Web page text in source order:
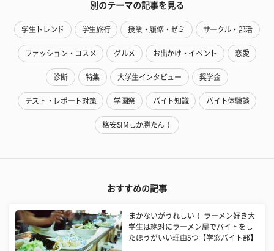
別のテーマの記事を見る
学生トレンド 学生旅行 授業・履修・ゼミ サークル・部活
ファッション・コスメ グルメ お出かけ・イベント 恋愛
診断 特集 大学生インタビュー 奨学金
テスト・レポート対策 学園祭 バイト知識 バイト体験談
格安SIMしか勝たん！
おすすめの記事
まかないがうれしい！ ラーメン好き大
学生は絶対にラーメン屋でバイトをし
たほうがいい理由5つ【学窓バイト部】